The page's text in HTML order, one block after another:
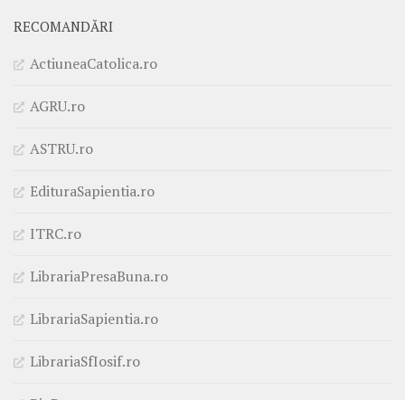
RECOMANDĂRI
ActiuneaCatolica.ro
AGRU.ro
ASTRU.ro
EdituraSapientia.ro
ITRC.ro
LibrariaPresaBuna.ro
LibrariaSapientia.ro
LibrariaSfIosif.ro